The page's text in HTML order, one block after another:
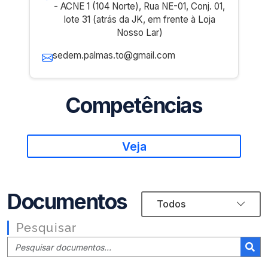
- ACNE 1 (104 Norte), Rua NE-01, Conj. 01,
lote 31 (atrás da JK, em frente à Loja
Nosso Lar)
sedem.palmas.to@gmail.com
Competências
Veja
Documentos Todos
Pesquisar
Pesquisar